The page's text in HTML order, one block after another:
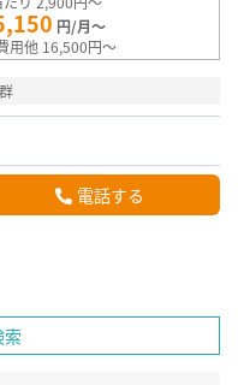
円/月～
用他 16,500円～
電話する